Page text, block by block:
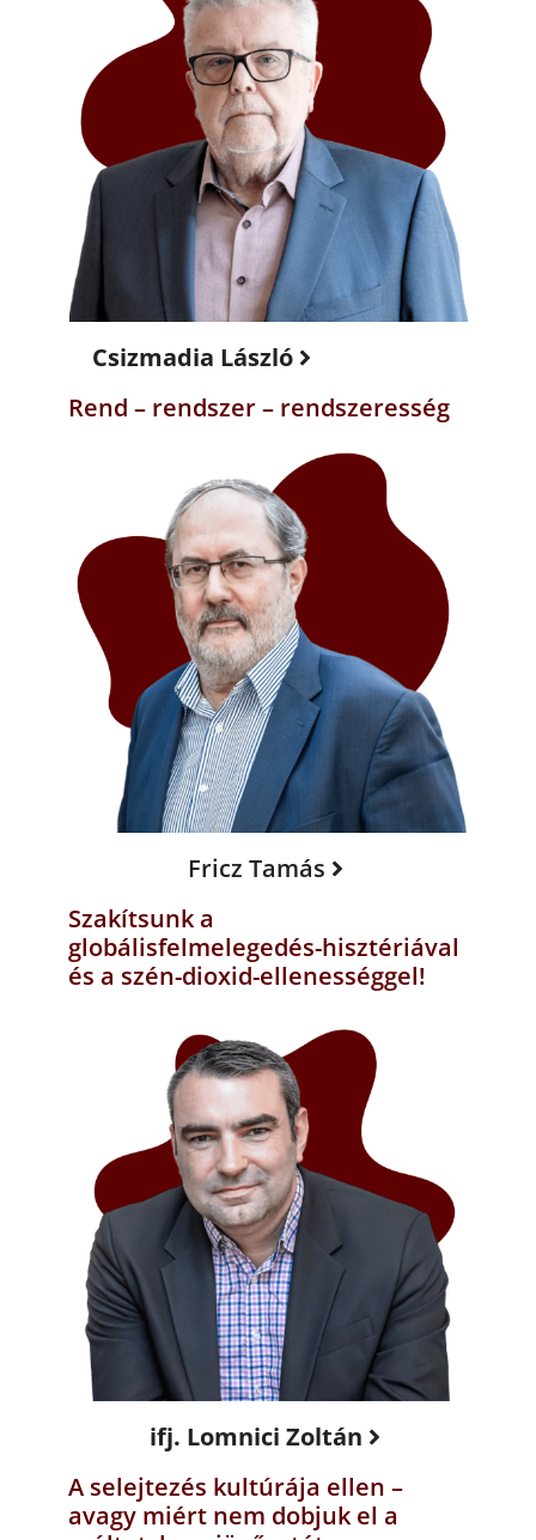
Csizmadia László
Rend – rendszer – rendszeresség
Fricz Tamás
Szakítsunk a
globálisfelmelegedés-hisztériával
és a szén-dioxid-ellenességgel!
ifj. Lomnici Zoltán
A selejtezés kultúrája ellen –
avagy miért nem dobjuk el a